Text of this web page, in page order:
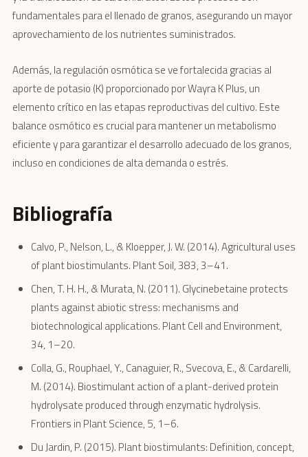
fundamentales para el llenado de granos, asegurando un mayor
aprovechamiento de los nutrientes suministrados.
Además, la regulación osmótica se ve fortalecida gracias al
aporte de potasio (K) proporcionado por Wayra K Plus, un
elemento crítico en las etapas reproductivas del cultivo. Este
balance osmótico es crucial para mantener un metabolismo
eficiente y para garantizar el desarrollo adecuado de los granos,
incluso en condiciones de alta demanda o estrés.
Bibliografía
Calvo, P., Nelson, L., & Kloepper, J. W. (2014). Agricultural uses
of plant biostimulants. Plant Soil, 383, 3–41.
Chen, T. H. H., & Murata, N. (2011). Glycinebetaine protects
plants against abiotic stress: mechanisms and
biotechnological applications. Plant Cell and Environment,
34, 1–20.
Colla, G., Rouphael, Y., Canaguier, R., Svecova, E., & Cardarelli,
M. (2014). Biostimulant action of a plant-derived protein
hydrolysate produced through enzymatic hydrolysis.
Frontiers in Plant Science, 5, 1–6.
Du Jardin, P. (2015). Plant biostimulants: Definition, concept,